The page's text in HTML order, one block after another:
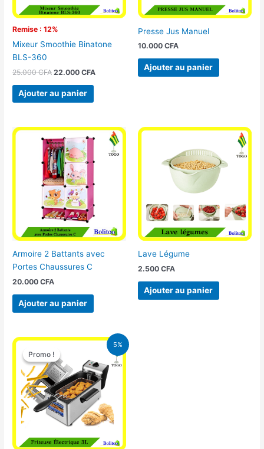
Remise : 12%
Mixeur Smoothie Binatone
BLS-360
25.000CFA 22.000CFA
Ajouter au panier
Presse Jus Manuel
10.000 CFA
Ajouter au panier
Armoire 2 Battants avec
Portes Chaussures C
20.000CFA
Ajouter au panier
Lave Légume
2.500 CFA
Ajouter au panier
5%
Promo !
Promo !
Le
initial
était :
39.000 CFA.
Le
prix
actuel
est :
37.000 CFA.